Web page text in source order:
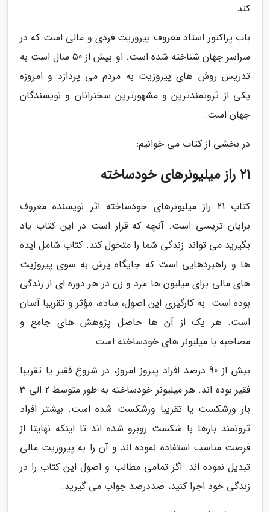
کند.
باب پراکتور استاد معروف پیروزیت فردی و مالی است که در
سراسر جهان شناخته شده است. او بیش از 50 سال است به
تدریس روش های پیروزیت به مردم می پردازد و امروزه
یکی از ثروتمندترین و مشهورترین سخنرانان و نویسندگان
جهان است.
در بخشی از کتاب می خوانیم:
21 راز میلیونرهای خودساخته
کتاب 21 راز میلیونرهای خودساخته اثر نویسنده معروف
برایان تریسی است. آنچه که قرار است در این کتاب یاد
بگیرید می تواند زندگی شما را متحول کند. کتاب شامل ایده
ها و راهبردهایی است که جایگاه پرش به سوی پیروزیت
های مالی برای میلیون ها مرد و زن در هر دوره ای از زندگی
بوده است. به کارگیری این اصول، ساده، مؤثر و تقریبا آسان
است. هر یک از آن ها حاصل پژوهش های جامع و
مصاحبه با میلیونر های خودساخته است.
بیش از 90 درصد افراد پیروز امروز، در شروع فقیر یا تقریبا
فقیر بوده اند. هر میلیونر خودساخته به طور متوسط 2 الی 3
بار ورشکست یا تقریبا ورشکست شده است. بیشتر افراد
ثروتمند بارها با شکست روبرو شده اند تا اینکه نهایتا از
فرصت مناسب استفاده نموده اند و آن را به پیروزیت مالی
تبدیل نموده اند. اگر تمامی مطالب و اصول این کتاب را در
زندگی خود اجرا کنید، صددرصد جواب می گیرید.